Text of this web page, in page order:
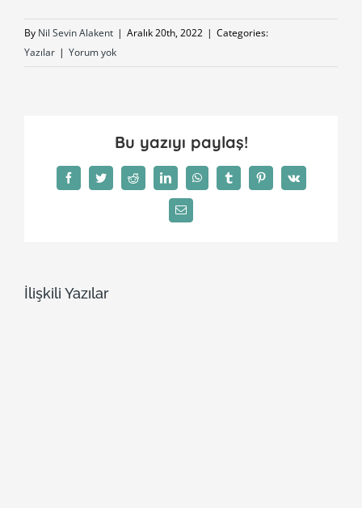
By Nil Sevin Alakent | Aralık 20th, 2022 | Categories:
Yazılar | Yorum yok
Bu yazıyı paylaş!
FacebookTwitterReddit LinkedInWhatsAppTumblrPinterestVk
E-
posta
İlişkili Yazılar